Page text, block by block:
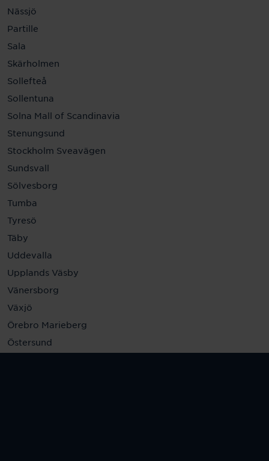
Nässjö
Partille
Sala
Skärholmen
Sollefteå
Sollentuna
Solna Mall of Scandinavia
Stenungsund
Stockholm Sveavägen
Sundsvall
Sölvesborg
Tumba
Tyresö
Täby
Uddevalla
Upplands Väsby
Vänersborg
Växjö
Örebro Marieberg
Östersund